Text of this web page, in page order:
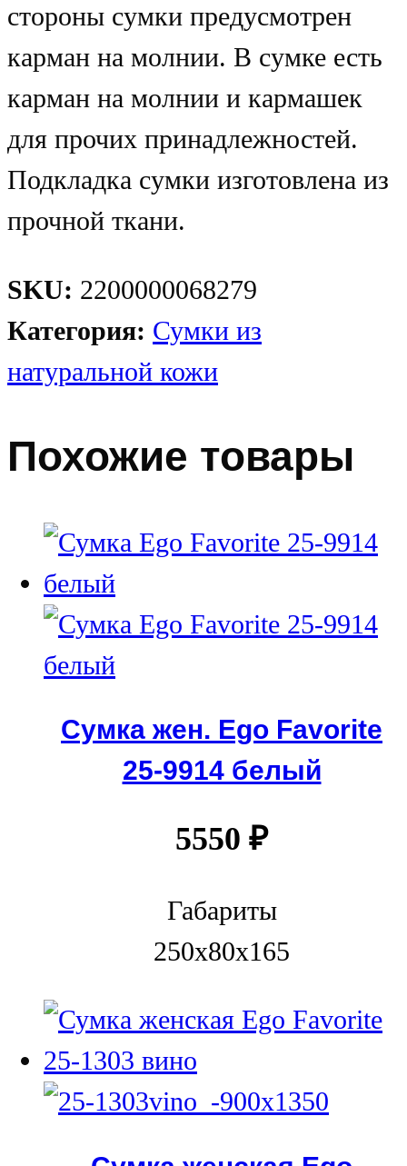
стороны сумки предусмотрен
карман на молнии. В сумке есть
карман на молнии и кармашек
для прочих принадлежностей.
Подкладка сумки изготовлена из
прочной ткани.
SKU: 2200000068279
Категория: Сумки из
натуральной кожи
Похожие товары
Сумка жен. Ego Favorite
25-9914 белый
5550 ₽
Габариты
250x80x165